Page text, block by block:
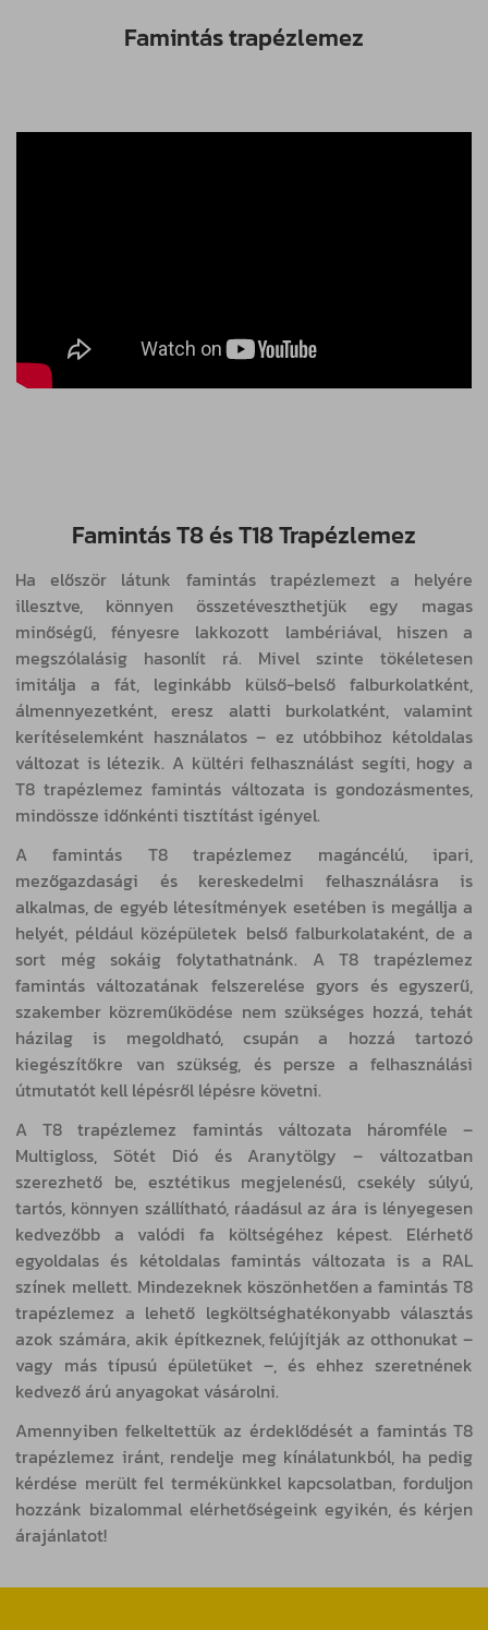
Famintás trapézlemez
Famintás T8 és T18 Trapézlemez
Ha először látunk famintás trapézlemezt a helyére
illesztve, könnyen összetéveszthetjük egy magas
minőségű, fényesre lakkozott lambériával, hiszen a
megszólalásig hasonlít rá. Mivel szinte tökéletesen
imitálja a fát, leginkább külső-belső falburkolatként,
álmennyezetként, eresz alatti burkolatként, valamint
kerítéselemként használatos – ez utóbbihoz kétoldalas
változat is létezik. A kültéri felhasználást segíti, hogy a
T8 trapézlemez famintás változata is gondozásmentes,
mindössze időnkénti tisztítást igényel.
A famintás T8 trapézlemez magáncélú, ipari,
mezőgazdasági és kereskedelmi felhasználásra is
alkalmas, de egyéb létesítmények esetében is megállja a
helyét, például középületek belső falburkolataként, de a
sort még sokáig folytathatnánk. A T8 trapézlemez
famintás változatának felszerelése gyors és egyszerű,
szakember közreműködése nem szükséges hozzá, tehát
házilag is megoldható, csupán a hozzá tartozó
kiegészítőkre van szükség, és persze a felhasználási
útmutatót kell lépésről lépésre követni.
A T8 trapézlemez famintás változata háromféle –
Multigloss, Sötét Dió és Aranytölgy – változatban
szerezhető be, esztétikus megjelenésű, csekély súlyú,
tartós, könnyen szállítható, ráadásul az ára is lényegesen
kedvezőbb a valódi fa költségéhez képest. Elérhető
egyoldalas és kétoldalas famintás változata is a RAL
színek mellett. Mindezeknek köszönhetően a famintás T8
trapézlemez a lehető legköltséghatékonyabb választás
azok számára, akik építkeznek, felújítják az otthonukat –
vagy más típusú épületüket –, és ehhez szeretnének
kedvező árú anyagokat vásárolni.
Amennyiben felkeltettük az érdeklődését a famintás T8
trapézlemez iránt, rendelje meg kínálatunkból, ha pedig
kérdése merült fel termékünkkel kapcsolatban, forduljon
hozzánk bizalommal elérhetőségeink egyikén, és kérjen
árajánlatot!